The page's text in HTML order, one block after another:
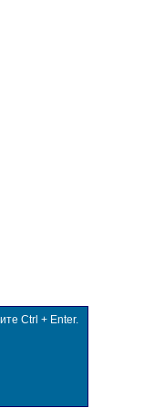
Ctrl + Enter.